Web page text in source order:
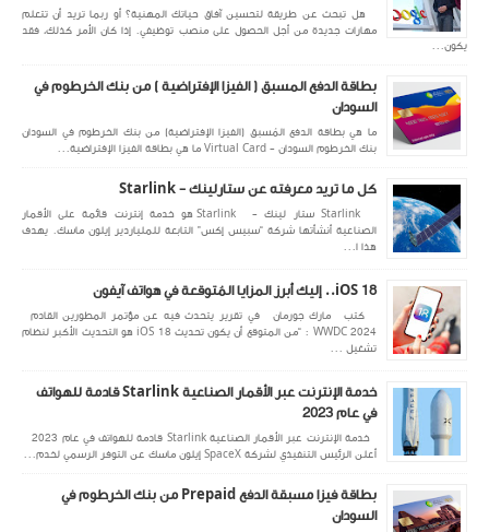
هل تبحث عن طريقة لتحسين آفاق حياتك المهنية؟ أو ربما تريد أن تتعلم
مهارات جديدة من أجل الحصول على منصب توظيفي. إذا كان الأمر كذلك، فقد
يكون...
بطاقة الدفع المسبق ( الفيزا الإفتراضية ) من بنك الخرطوم في
السودان
ما هي بطاقة الدفع المُسبق (الفيزا الإفتراضية) من بنك الخرطوم في السودان
بنك الخرطوم السودان - Virtual Card ما هي بطاقة الفيزا الإفتراضية...
كل ما تريد معرفته عن ستارلينك - Starlink
Starlink ستار لينك - Starlink هو خدمة إنترنت قائمة على الأقمار
الصناعية أنشأتها شركة “سبيس إكس” التابعة للملياردير إيلون ماسك. يهدف
هذا ا...
iOS 18.. إليك أبرز المزايا المُتوقعة في هواتف آيفون
كتب مارك جورمان في تقرير يتحدث فيه عن مؤتمر المطورين القادم
WWDC 2024 : “من المتوقع أن يكون تحديث iOS 18 هو التحديث الأكبر لنظام
تشغيل ...
خدمة الإنترنت عبر الأقمار الصناعية Starlink قادمة للهواتف
في عام 2023
خدمة الإنترنت عبر الأقمار الصناعية Starlink قادمة للهواتف في عام 2023
أعلن الرئيس التنفيذي لشركة SpaceX إيلون ماسك عن التوفر الرسمي لخدم...
بطاقة فيزا مسبقة الدفع Prepaid من بنك الخرطوم في
السودان